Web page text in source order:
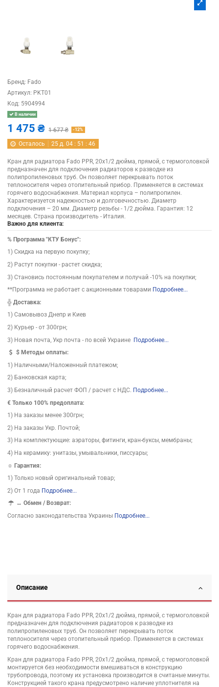
Бренд: Fado
Артикул: PKT01
Код: 5904994
В наличии
1 475 ₴ 1 677 ₴ -12%
Осталось 25 д. 04 : 51 :46
Кран для радиатора Fado PPR, 20x1/2 дюйма, прямой, с термоголовкой
предназначен для подключения радиаторов к разводке из
полипропиленовых труб. Он позволяет перекрывать поток
теплоносителя через отопительный прибор. Применяется в системах
горячего водоснабжения. Материал корпуса – полипропилен.
Характеризуется надежностью и долговечностью. Диаметр
подключения – 20 мм. Диаметр резьбы - 1/2 дюйма. Гарантия: 12
месяцев. Страна производитель - Италия.
Важно для клиента:
% Программа "КТУ Бонус":
1) Скидка на первую покупку;
2) Растут покупки - растет скидка;
3) Становись постоянным покупателем и получай -10% на покупки;
**Программа не работает с акционными товарами Подробнее...
╬ Доставка:
1) Самовывоз Днепр и Киев
2) Курьер - от 300грн;
3) Новая почта, Укр почта - по всей Украине Подробнее...
$ Методы оплаты:
1) Наличными/Наложенный платежом;
2) Банковская карта;
3) Безналичный расчет ФОП / расчет с НДС. Подробнее...
€ Только 100% предоплата:
1) На заказы менее 300грн;
2) На заказы Укр. Почтой;
3) На комплектующие: аэраторы, фитинги, кран-буксы, мембраны;
4) На керамику: унитазы, умывальники, писсуары;
☼ Гарантия:
1) Только новый оригинальный товар;
2) От 1 года Подробнее...
↔Обмен / Возврат:
Согласно законодательства Украины Подробнее...
Описание
Кран для радиатора Fado PPR, 20x1/2 дюйма, прямой, с термоголовкой
предназначен для подключения радиаторов к разводке из
полипропиленовых труб. Он позволяет перекрывать поток
теплоносителя через отопительный прибор. Применяется в системах
горячего водоснабжения.
Кран для радиатора Fado PPR, 20x1/2 дюйма, прямой, с термоголовкой
монтируется без необходимости вмешиваться в конструкцию
трубопровода, поэтому их установка производится в считаные минуты.
Конструкцией такого крана предусмотрено наличие уплотнителя на